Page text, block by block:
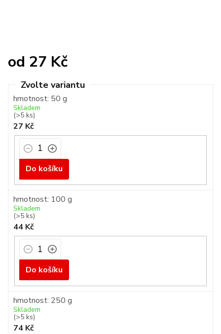
od 27 Kč
cena:
hmotnost: 50 g
Skladem
(>5 ks)
27 Kč
Do košíku
hmotnost: 100 g
Skladem
(>5 ks)
44 Kč
Do košíku
hmotnost: 250 g
Skladem
(>5 ks)
74 Kč